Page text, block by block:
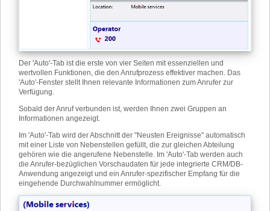
Der 'Auto'-Tab ist die erste von vier Seiten mit essenziellen und
wertvollen Funktionen, die den Anrufprozess effektiver machen. Das
'Auto'-Fenster stellt Ihnen relevante Informationen zum Anrufer zur
Verfügung.
Sobald der Anruf verbunden ist, werden Ihnen zwei Gruppen an
Informationen angezeigt.
Im 'Auto'-Tab wird der Abschnitt der "Neusten Ereignisse" automatisch
mit einer Liste von Nebenstellen gefüllt, die zur gleichen Abteilung
gehören wie die angerufene Nebenstelle. Im 'Auto'-Tab werden auch
die Anrufer-bezüglichen Vorschaudaten für jede integrierte CRM/DB-
Anwendung angezeigt und ein Anrufer-spezifischer Empfang für die
eingehende Durchwahlnummer ermöglicht.